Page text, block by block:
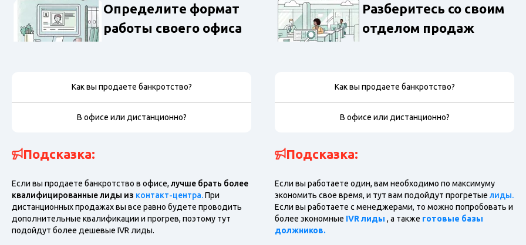
Определите формат
работы своего офиса
Как вы продаете банкротство?
В офисе или дистанционно?
Подсказка:
Если вы продаете банкротство в офисе, лучше брать более
квалифицированные лиды из контакт-центра.При
дистанционных продажах вы все равно будете проводить
дополнительные квалификации и прогрев, поэтому тут
подойдут более дешевые IVR лиды.
Разберитесь со своим
отделом продаж
Как вы продаете банкротство?
В офисе или дистанционно?
Подсказка:
Если вы работаете один, вам необходимо по максимуму
экономить свое время, и тут вам подойдут прогретые лиды.
Если вы работаете с менеджерами, то можно попробовать и
более экономные IVR лиды , а также готовые базы
должников.